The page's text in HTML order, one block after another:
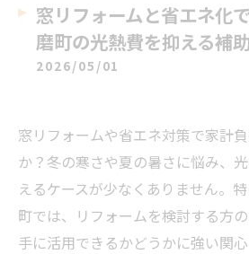
窓リフォームと省エネ化
磨町の光熱費を抑える補
2026/05/01
窓リフォームや省エネ対策で家計
か？冬の寒さや夏の暑さに悩み、
えるケースが少なくありません。
町では、リフォームを検討する方
手に活用できるかどうかに強い関